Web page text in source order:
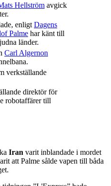
Hellström avgick
enligt Dagens
Palme har känt till
länder.
Carl Algernon
verkställande
direktör för
robotaffärer till
Iran varit inblandade i mordet
att Palme sålde vapen till båda